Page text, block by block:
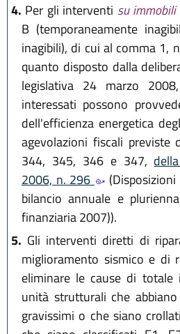
4. Per gli interventi su immobili
B (temporaneamente
inagibili), di cui al comma 1,
quanto disposto dalla
legislativa 24 marzo
interessati possono
dell'efficienza energetica
agevolazioni fiscali previste
344, 345, 346 e 347,
2006, n. 296
(Disposizioni
bilancio annuale e
finanziaria 2007)).
5. Gli interventi diretti di
miglioramento sismico e di
eliminare le cause di
unità strutturali che
gravissimi o che siano